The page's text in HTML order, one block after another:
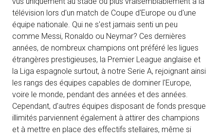
télévision lors d'un match de Coupe d'Europe ou d'une
équipe nationale. Qui ne s'est jamais senti un peu
comme Messi, Ronaldo ou Neymar? Ces dernières
années, de nombreux champions ont préféré les ligues
étrangères prestigieuses, la Premier League anglaise et
la Liga espagnole surtout, à notre Serie A, rejoignant ainsi
les rangs des équipes capables de dominer l'Europe,
voire le monde, pendant des années et des années.
Cependant, d'autres équipes disposant de fonds presque
illimités parviennent également à attirer des champions
et à mettre en place des effectifs stellaires, même si